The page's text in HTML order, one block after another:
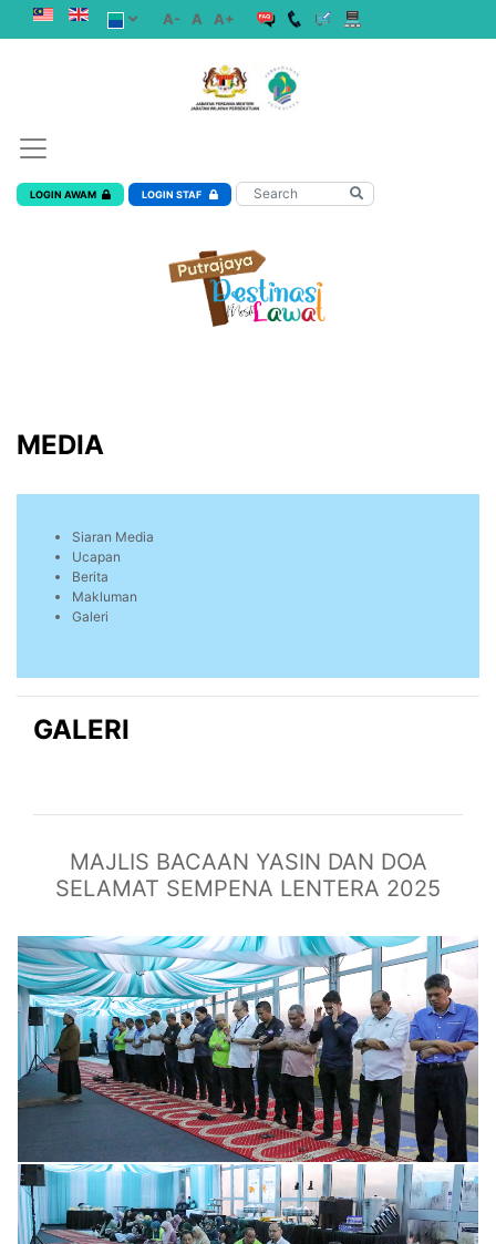
A- A A+
LOGIN AWAM LOGIN STAF
MEDIA
Siaran Media
Ucapan
Berita
Makluman
Galeri
GALERI
MAJLIS BACAAN YASIN DAN DOA
SELAMAT SEMPENA LENTERA 2025